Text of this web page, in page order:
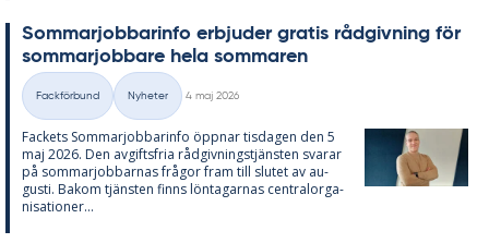
Som­mar­job­ba­rin­fo er­bju­der gra­tis råd­giv­ning för
som­mar­job­ba­re hela som­ma­ren
Kategorier
Fackförbund Nyheter
4 maj 2026
Fac­kets Som­mar­job­ba­rin­fo öpp­nar tis­da­gen den 5
maj 2026. Den av­gifts­fria råd­giv­nings­tjäns­ten sva­rar
på som­mar­job­bar­nas frå­gor fram till slu­tet av au­
gusti. Bakom tjäns­ten fin­ns lön­ta­gar­nas cen­tral­or­ga­
ni­sa­tio­ner...